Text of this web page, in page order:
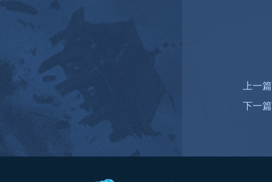
上一
下一